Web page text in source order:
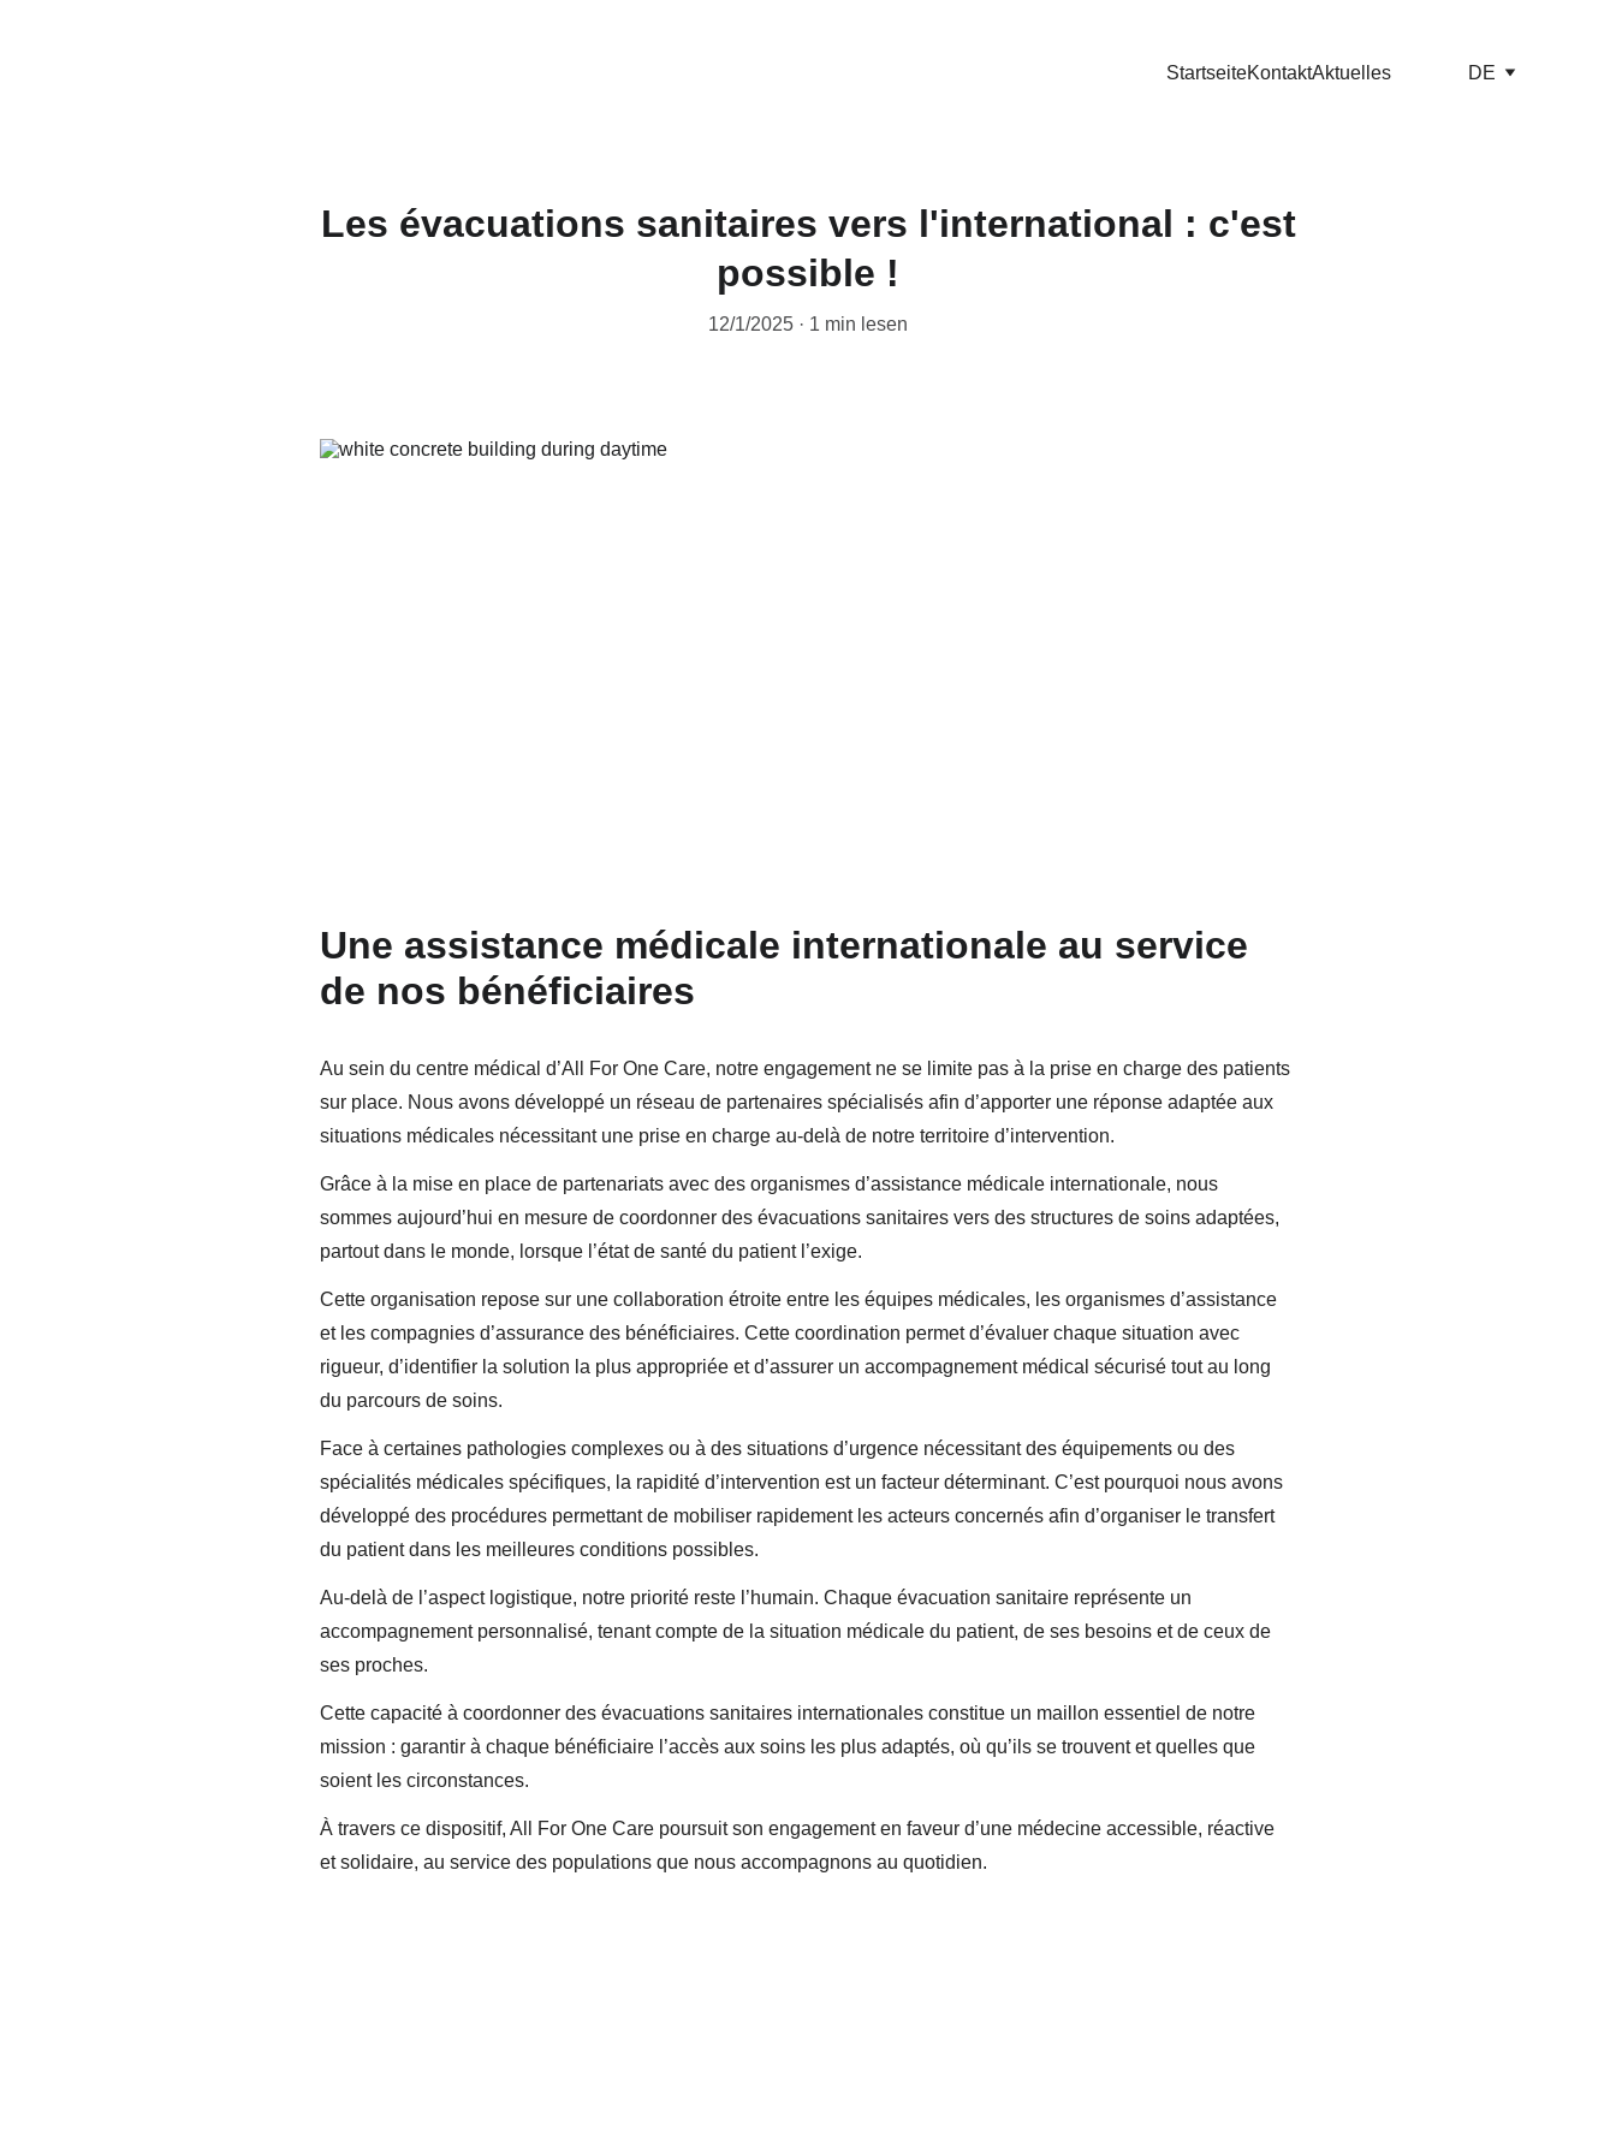
StartseiteKontaktAktuelles DE
Les évacuations sanitaires vers l'international : c'est
possible !
12/1/2025 1 min lesen
Une assistance médicale internationale au service
de nos bénéficiaires
Au sein du centre médical d’All For One Care, notre engagement ne se limite pas à la prise en charge des patients
sur place. Nous avons développé un réseau de partenaires spécialisés afin d’apporter une réponse adaptée aux
situations médicales nécessitant une prise en charge au-delà de notre territoire d’intervention.
Grâce à la mise en place de partenariats avec des organismes d’assistance médicale internationale, nous
sommes aujourd’hui en mesure de coordonner des évacuations sanitaires vers des structures de soins adaptées,
partout dans le monde, lorsque l’état de santé du patient l’exige.
Cette organisation repose sur une collaboration étroite entre les équipes médicales, les organismes d’assistance
et les compagnies d’assurance des bénéficiaires. Cette coordination permet d’évaluer chaque situation avec
rigueur, d’identifier la solution la plus appropriée et d’assurer un accompagnement médical sécurisé tout au long
du parcours de soins.
Face à certaines pathologies complexes ou à des situations d’urgence nécessitant des équipements ou des
spécialités médicales spécifiques, la rapidité d’intervention est un facteur déterminant. C’est pourquoi nous avons
développé des procédures permettant de mobiliser rapidement les acteurs concernés afin d’organiser le transfert
du patient dans les meilleures conditions possibles.
Au-delà de l’aspect logistique, notre priorité reste l’humain. Chaque évacuation sanitaire représente un
accompagnement personnalisé, tenant compte de la situation médicale du patient, de ses besoins et de ceux de
ses proches.
Cette capacité à coordonner des évacuations sanitaires internationales constitue un maillon essentiel de notre
mission : garantir à chaque bénéficiaire l’accès aux soins les plus adaptés, où qu’ils se trouvent et quelles que
soient les circonstances.
À travers ce dispositif, All For One Care poursuit son engagement en faveur d’une médecine accessible, réactive
et solidaire, au service des populations que nous accompagnons au quotidien.